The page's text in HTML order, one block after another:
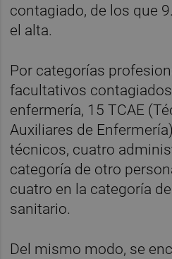
contagiado, de los que
el alta.
Por categorías
facultativos
enfermería, 15 TCAE
Auxiliares de
técnicos, cuatro
categoría de otro
cuatro en la categoría
sanitario.
Del mismo modo, se